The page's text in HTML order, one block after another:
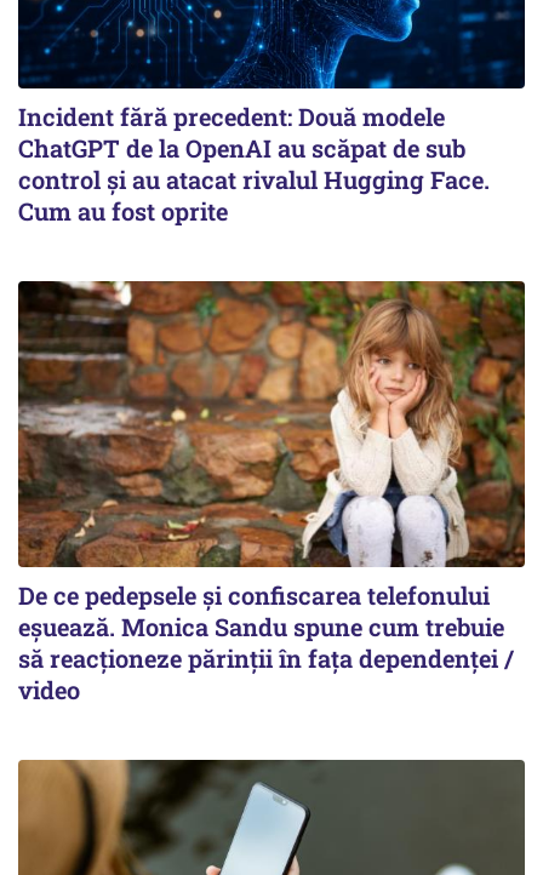
Incident fără precedent: Două modele
ChatGPT de la OpenAI au scăpat de sub
control și au atacat rivalul Hugging Face.
Cum au fost oprite
De ce pedepsele și confiscarea telefonului
eșuează. Monica Sandu spune cum trebuie
să reacționeze părinții în fața dependenței /
video